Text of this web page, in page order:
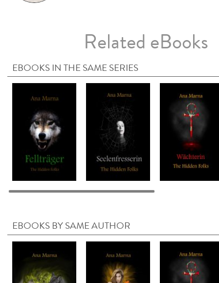
Related eBooks
EBOOKS IN THE SAME SERIES
EBOOKS BY SAME AUTHOR